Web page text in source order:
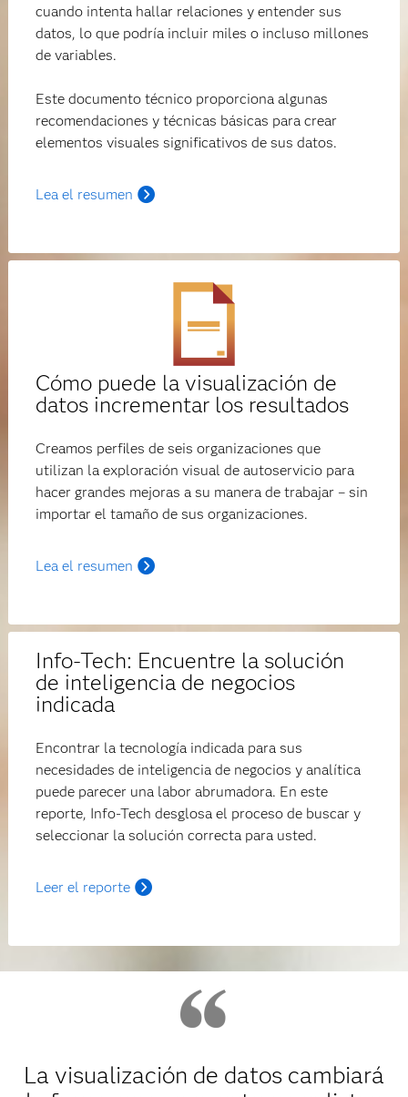
cuando intenta hallar relaciones y entender sus
datos, lo que podría incluir miles o incluso millones
de variables.
Este documento técnico proporciona algunas
recomendaciones y técnicas básicas para crear
elementos visuales significativos de sus datos.
Lea el resumen
Cómo puede la visualización de
datos incrementar los resultados
Creamos perfiles de seis organizaciones que
utilizan la exploración visual de autoservicio para
hacer grandes mejoras a su manera de trabajar – sin
importar el tamaño de sus organizaciones.
Lea el resumen
Info-Tech: Encuentre la solución
de inteligencia de negocios
indicada
Encontrar la tecnología indicada para sus
necesidades de inteligencia de negocios y analítica
puede parecer una labor abrumadora. En este
reporte, Info-Tech desglosa el proceso de buscar y
seleccionar la solución correcta para usted.
Leer el reporte
La visualización de datos cambiará